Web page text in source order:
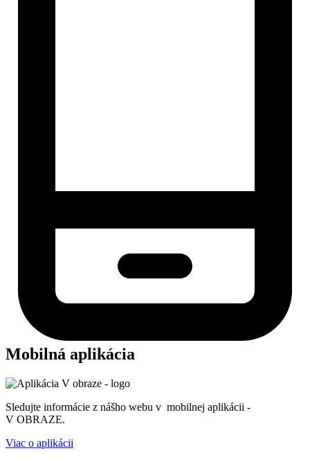
Mobilná aplikácia
Sledujte informácie z nášho webu v mobilnej aplikácii -
V OBRAZE.
Viac o aplikácii